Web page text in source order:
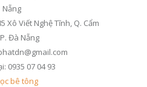
Nẵng
Xô Viết Nghệ Tĩnh, Q. Cẩm
Đà Nẵng
0935 07 04 93
bê tông